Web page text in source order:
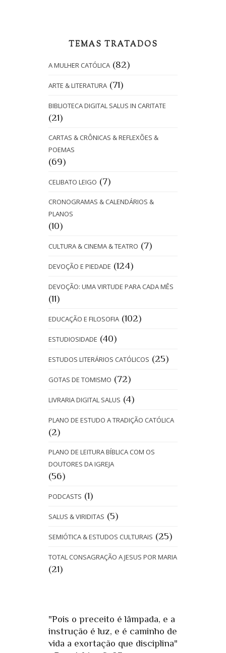
TEMAS TRATADOS
A MULHER CATÓLICA (82)
ARTE & LITERATURA (71)
BIBLIOTECA DIGITAL SALUS IN CARITATE
(21)
CARTAS & CRÔNICAS & REFLEXÕES &
POEMAS
(69)
CELIBATO LEIGO (7)
CRONOGRAMAS & CALENDÁRIOS &
PLANOS
(10)
CULTURA & CINEMA & TEATRO (7)
DEVOÇÃO E PIEDADE (124)
DEVOÇÃO: UMA VIRTUDE PARA CADA MÊS
(11)
EDUCAÇÃO E FILOSOFIA (102)
ESTUDIOSIDADE (40)
ESTUDOS LITERÁRIOS CATÓLICOS (25)
GOTAS DE TOMISMO (72)
LIVRARIA DIGITAL SALUS (4)
PLANO DE ESTUDO A TRADIÇÃO CATÓLICA
(2)
PLANO DE LEITURA BÍBLICA COM OS
DOUTORES DA IGREJA
(56)
PODCASTS (1)
SALUS & VIRIDITAS (5)
SEMIÓTICA & ESTUDOS CULTURAIS (25)
TOTAL CONSAGRAÇÃO A JESUS POR MARIA
(21)
"Pois o preceito é lâmpada, e a
instrução é luz, e é caminho de
vida a exortação que disciplina"